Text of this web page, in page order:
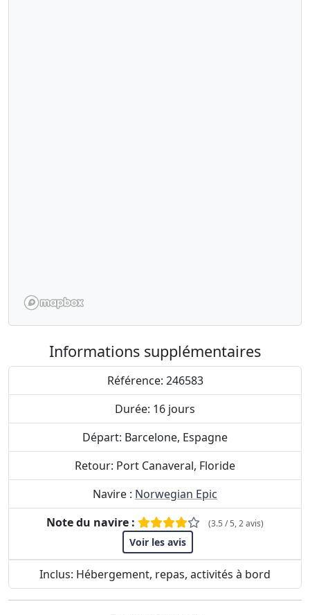
Informations supplémentaires
Référence: 246583
Durée: 16 jours
Départ: Barcelone, Espagne
Retour: Port Canaveral, Floride
Navire : Norwegian Epic
Note du navire :
(3.5 / 5, 2 avis)
Voir les avis
Inclus: Hébergement, repas, activités à bord